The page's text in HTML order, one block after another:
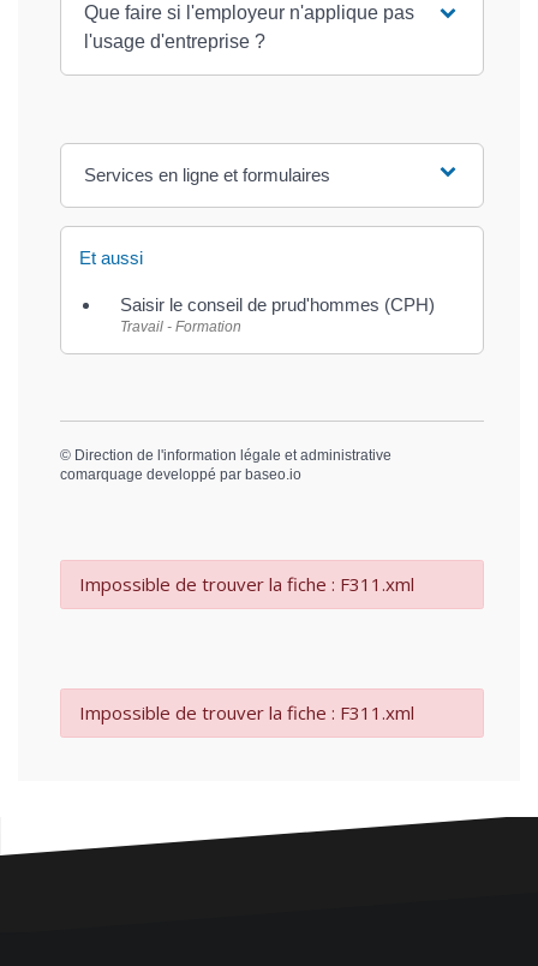
Que faire si l'employeur n'applique pas
l'usage d'entreprise ?
Services en ligne et formulaires
Et aussi
Saisir le conseil de prud'hommes (CPH)
Travail - Formation
© Direction de l'information légale et administrative
comarquage developpé par baseo.io
Impossible de trouver la fiche : F311.xml
Impossible de trouver la fiche : F311.xml